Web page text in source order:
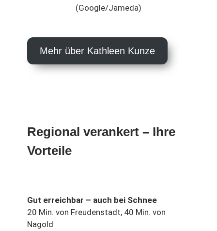
(Google/Jameda)
Mehr über Kathleen Kunze
Regional verankert – Ihre
Vorteile
Gut erreichbar – auch bei Schnee
20 Min. von Freudenstadt, 40 Min. von
Nagold